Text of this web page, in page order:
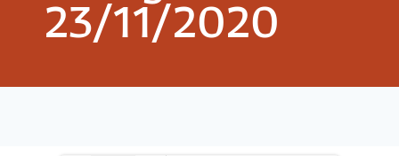
23/11/2020